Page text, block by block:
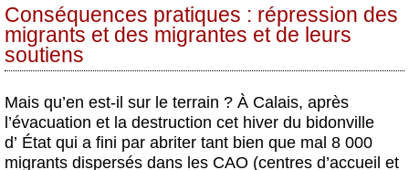
Conséquences pratiques : répression des
migrants et des migrantes et de leurs
soutiens
Mais qu’en est-il sur le terrain ? À Calais, après
l’évacuation et la destruction cet hiver du bidonville
d’ État qui a fini par abriter tant bien que mal 8 000
migrants dispersés dans les CAO (centres d’accueil et